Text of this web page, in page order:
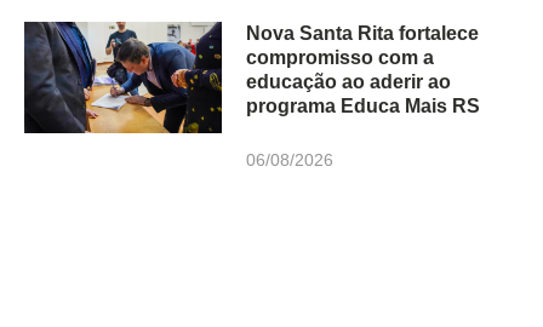
Nova Santa Rita fortalece
compromisso com a
educação ao aderir ao
programa Educa Mais RS
06/08/2026